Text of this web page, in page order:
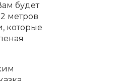
будет
метров
которые